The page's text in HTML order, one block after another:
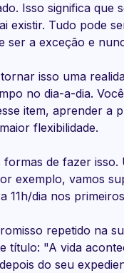
Isso significa que
existir. Tudo pode
ser a exceção e
isso uma
no dia-a-dia.
item, aprender a
flexibilidade.
formas de fazer
exemplo, vamos
11h/dia nos
repetido na
título: "A vida
do seu